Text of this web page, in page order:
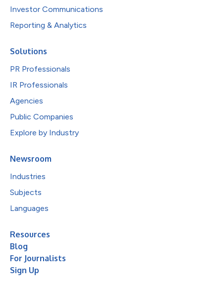
Investor Communications
Reporting & Analytics
Solutions
PR Professionals
IR Professionals
Agencies
Public Companies
Explore by Industry
Newsroom
Industries
Subjects
Languages
Resources
Blog
For Journalists
Sign Up